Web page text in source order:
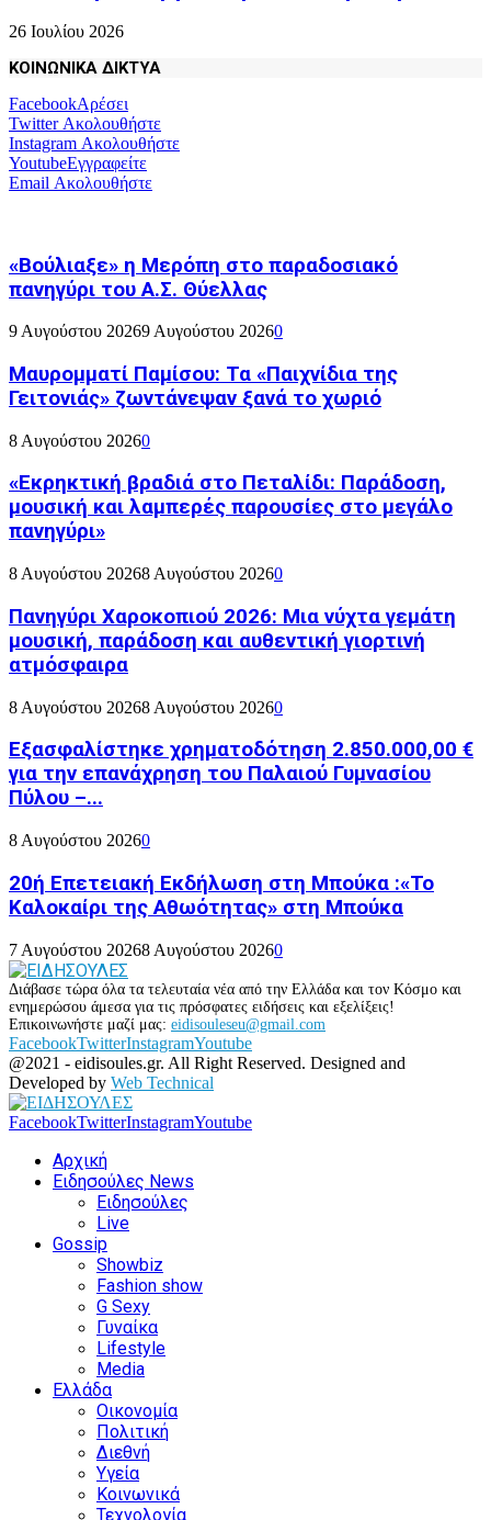
26 Ιουλίου 2026
ΚΟΙΝΩΝΙΚΑ ΔΙΚΤΥΑ
FacebookΑρέσει
TwitterΑκολουθήστε
Instagram Ακολουθήστε
YoutubeΕγγραφείτε
Email Ακολουθήστε
«Βούλιαξε» η Μερόπη στο παραδοσιακό
πανηγύρι του Α.Σ. Θύελλας
9 Αυγούστου 20269 Αυγούστου 20260
Μαυρομματί Παμίσου: Τα «Παιχνίδια της
Γειτονιάς» ζωντάνεψαν ξανά το χωριό
8 Αυγούστου 20260
«Εκρηκτική βραδιά στο Πεταλίδι: Παράδοση,
μουσική και λαμπερές παρουσίες στο μεγάλο
πανηγύρι»
8 Αυγούστου 20268 Αυγούστου 20260
Πανηγύρι Χαροκοπιού 2026: Μια νύχτα γεμάτη
μουσική, παράδοση και αυθεντική γιορτινή
ατμόσφαιρα
8 Αυγούστου 20268 Αυγούστου 20260
Εξασφαλίστηκε χρηματοδότηση 2.850.000,00 €
για την επανάχρηση του Παλαιού Γυμνασίου
Πύλου –...
8 Αυγούστου 20260
20ή Επετειακή Εκδήλωση στη Μπούκα :«Το
Καλοκαίρι της Αθωότητας» στη Μπούκα
7 Αυγούστου 20268 Αυγούστου 20260
Διάβασε τώρα όλα τα τελευταία νέα από την Ελλάδα και τον Κόσμο και
ενημερώσου άμεσα για τις πρόσφατες ειδήσεις και εξελίξεις!
Επικοινωνήστε μαζί μας: eidisouleseu@gmail.com
FacebookTwitterInstagramYoutube
@2021 - eidisoules.gr. All Right Reserved. Designed and
Developed by Web Technical
FacebookTwitterInstagramYoutube
Αρχική
Ειδησούλες News
Ειδησούλες
Live
Gossip
Showbiz
Fashion show
G Sexy
Γυναίκα
Lifestyle
Media
Ελλάδα
Οικονομία
Πολιτική
Διεθνή
Υγεία
Κοινωνικά
Τεχνολογία